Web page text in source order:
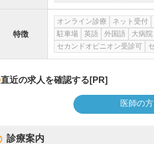
特徴
オンライン診療 ネット受付
駐車場
英語 外国語 大病院
セカンドオピニオン受診可
直近の求人を確認する[PR]
医師の方
診療案内